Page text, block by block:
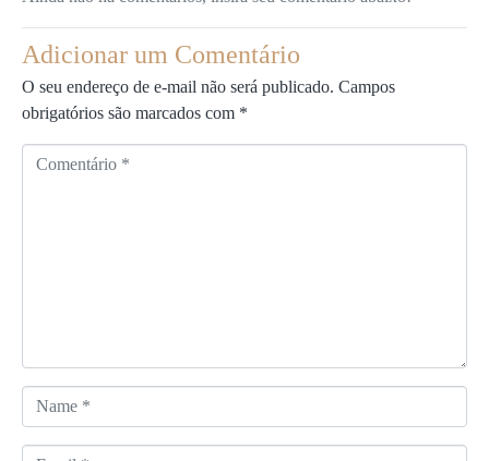
Adicionar um Comentário
O seu endereço de e-mail não será publicado. Campos
obrigatórios são marcados com *
i
o
a
m